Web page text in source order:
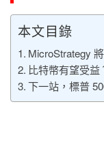
本文目錄
MicroStrategy
比特幣有望受益
下一站，標普